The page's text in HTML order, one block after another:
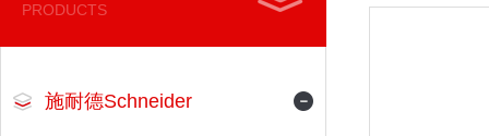
PRODUCTS
施耐德Schneider